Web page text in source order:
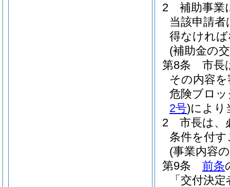
2
補助事業
当該申請
得なけれ
(補助金の
第8条
市長
その内容
危険ブロ
2号)により
2
市長は、
条件を付
(事業内容
第9条
前条
「交付決